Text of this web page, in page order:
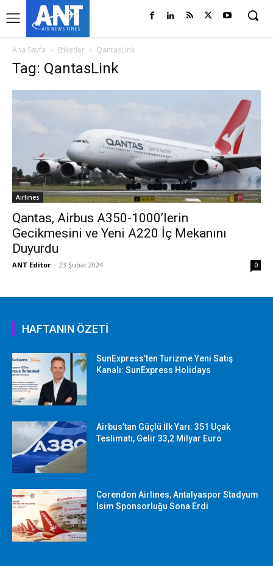
Ana Sayfa Etiketler QantasLink
Tag: QantasLink
Airlines
Qantas, Airbus A350-1000’lerin
Gecikmesini ve Yeni A220 İç Mekanını
Duyurdu
ANT Editor - 23 Şubat 2024 0
HAFTANIN ÖZETİ
SunExpress’ten Turizme Yeni Satış
Kanalı: SunExpress Holidays
Airbus’tan Güçlü İlk Yarı: 351 Uçak
Teslimatı, Gelir 33,2 Milyar Euro
Corendon Airlines, Antalyaspor Stadyum
İsim Sponsorluğu Sona Erdi